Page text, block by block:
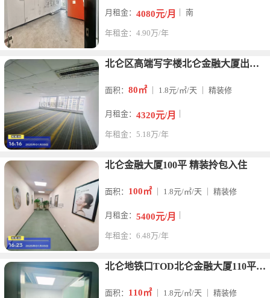
月租金： 4080元/月 ｜ 南
年租金：4.90万/年
北仑区高端写字楼北仑金融大厦出租80平米办公室
面积： 80㎡｜ 1.8元/㎡/天 ｜ 精装修
月租金： 4320元/月
年租金：5.18万/年
北仑金融大厦100平 精装拎包入住
面积： 100㎡｜ 1.8元/㎡/天 ｜ 精装修
月租金： 5400元/月
年租金：6.48万/年
北仑地铁口TOD北仑金融大厦110平米办公室出租精装修
面积： 110㎡｜ 1.8元/㎡/天 ｜ 精装修